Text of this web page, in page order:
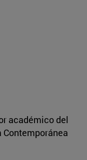
académico del